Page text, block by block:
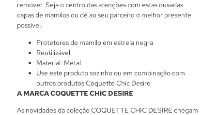
remover. Seja o centro das atenções com estas ousadas
capas de mamilos ou dê ao seu parceiro o melhor presente
possível.
Protetores de mamilo em estrela negra
Reutilizável
Material: Metal
Use este produto sozinho ou em combinação com
outros produtos Coquette Chic Desire
A MARCA COQUETTE CHIC DESIRE
As novidades da coleção COQUETTE CHIC DESIRE chegam